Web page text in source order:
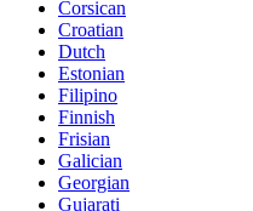
Corsican
Croatian
Dutch
Estonian
Filipino
Finnish
Frisian
Galician
Georgian
Gujarati